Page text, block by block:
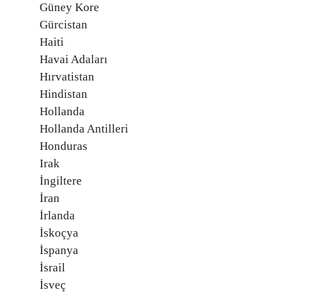
Güney Kore
Gürcistan
Haiti
Havai Adaları
Hırvatistan
Hindistan
Hollanda
Hollanda Antilleri
Honduras
Irak
İngiltere
İran
İrlanda
İskoçya
İspanya
İsrail
İsveç